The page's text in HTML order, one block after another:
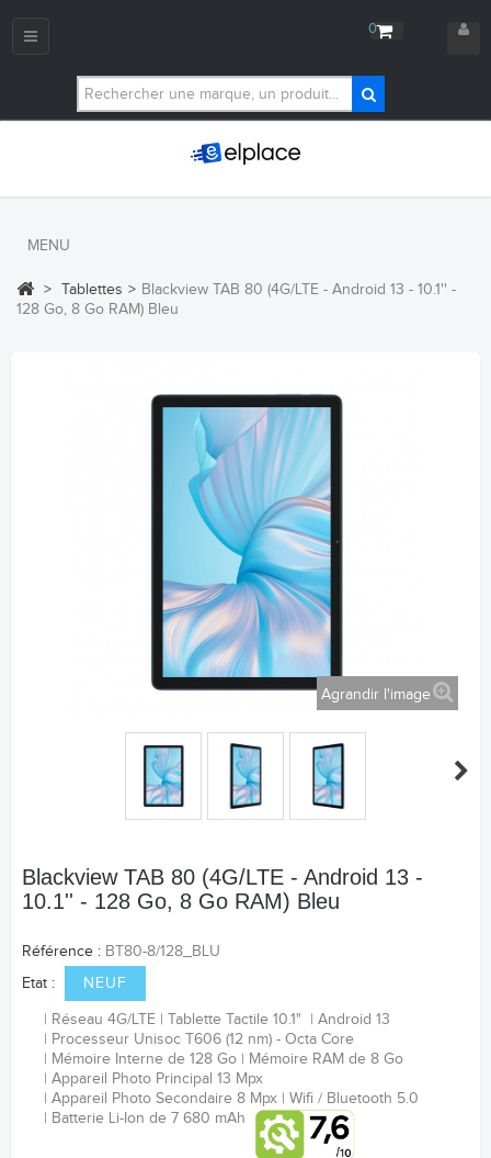
0
Navigation
MENU
> Tablettes > Blackview TAB 80 (4G/LTE - Android 13 - 10.1'' -
128 Go, 8 Go RAM) Bleu
Agrandir l'image
Blackview TAB 80 (4G/LTE - Android 13 -
10.1'' - 128 Go, 8 Go RAM) Bleu
Référence : BT80-8/128_BLU
Etat :
NEUF
Réseau 4G/LTE Tablette Tactile 10.1"
Android 13
Processeur Unisoc T606 (12 nm) - Octa Core
Mémoire Interne de 128 Go
Mémoire RAM de 8 Go
Appareil Photo Principal 13 Mpx
Appareil Photo Secondaire 8 Mpx
Wifi / Bluetooth 5.0
Batterie Li-Ion de 7 680 mAh